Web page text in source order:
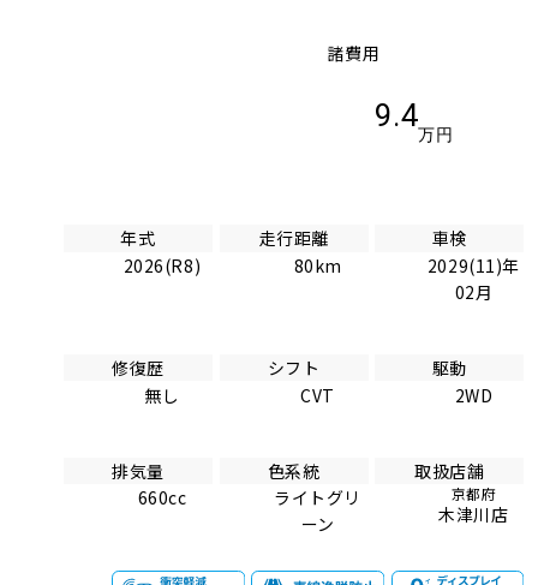
諸費用
9.4
万円
年式
2026(R8)
走行距離
80km
車検
2029(11)年
02月
修復歴
無し
シフト
CVT
駆動
2WD
排気量
660cc
色系統
ライトグリ
ーン
取扱店舗
京都府
木津川店